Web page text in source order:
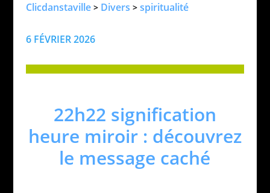
Clicdanstaville> Divers > spiritualité
6 FÉVRIER 2026
22h22 signification
heure miroir : découvrez
le message caché